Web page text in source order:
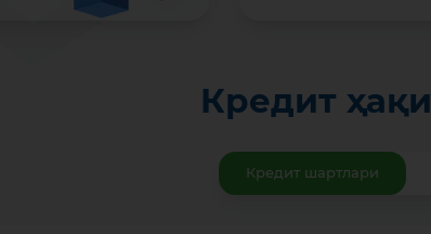
Кредит
Кредит шартлари